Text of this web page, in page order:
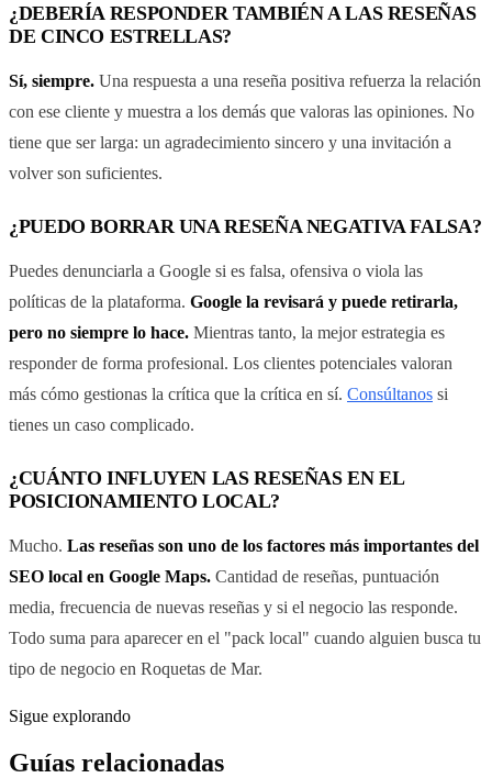
¿DEBERÍA RESPONDER TAMBIÉN A LAS RESEÑAS
DE CINCO ESTRELLAS?
Sí, siempre. Una respuesta a una reseña positiva refuerza la relación
con ese cliente y muestra a los demás que valoras las opiniones. No
tiene que ser larga: un agradecimiento sincero y una invitación a
volver son suficientes.
¿PUEDO BORRAR UNA RESEÑA NEGATIVA FALSA?
Puedes denunciarla a Google si es falsa, ofensiva o viola las
políticas de la plataforma. Google la revisará y puede retirarla,
pero no siempre lo hace. Mientras tanto, la mejor estrategia es
responder de forma profesional. Los clientes potenciales valoran
más cómo gestionas la crítica que la crítica en sí. Consúltanos si
tienes un caso complicado.
¿CUÁNTO INFLUYEN LAS RESEÑAS EN EL
POSICIONAMIENTO LOCAL?
Mucho. Las reseñas son uno de los factores más importantes del
SEO local en Google Maps. Cantidad de reseñas, puntuación
media, frecuencia de nuevas reseñas y si el negocio las responde.
Todo suma para aparecer en el "pack local" cuando alguien busca tu
tipo de negocio en Roquetas de Mar.
Sigue explorando
Guías relacionadas